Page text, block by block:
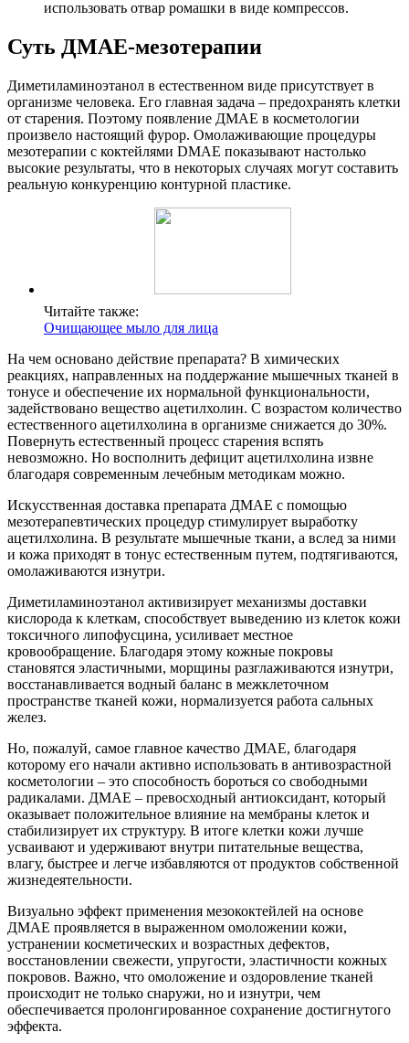
использовать отвар ромашки в виде компрессов.
Суть ДМАЕ-мезотерапии
Диметиламиноэтанол в естественном виде присутствует в
организме человека. Его главная задача – предохранять клетки
от старения. Поэтому появление ДМАЕ в косметологии
произвело настоящий фурор. Омолаживающие процедуры
мезотерапии с коктейлями DMAE показывают настолько
высокие результаты, что в некоторых случаях могут составить
реальную конкуренцию контурной пластике.
Читайте также:
Очищающее мыло для лица
На чем основано действие препарата? В химических
реакциях, направленных на поддержание мышечных тканей в
тонусе и обеспечение их нормальной функциональности,
задействовано вещество ацетилхолин. С возрастом количество
естественного ацетилхолина в организме снижается до 30%.
Повернуть естественный процесс старения вспять
невозможно. Но восполнить дефицит ацетилхолина извне
благодаря современным лечебным методикам можно.
Искусственная доставка препарата ДМАЕ с помощью
мезотерапевтических процедур стимулирует выработку
ацетилхолина. В результате мышечные ткани, а вслед за ними
и кожа приходят в тонус естественным путем, подтягиваются,
омолаживаются изнутри.
Диметиламиноэтанол активизирует механизмы доставки
кислорода к клеткам, способствует выведению из клеток кожи
токсичного липофусцина, усиливает местное
кровообращение. Благодаря этому кожные покровы
становятся эластичными, морщины разглаживаются изнутри,
восстанавливается водный баланс в межклеточном
пространстве тканей кожи, нормализуется работа сальных
желез.
Но, пожалуй, самое главное качество ДМАЕ, благодаря
которому его начали активно использовать в антивозрастной
косметологии – это способность бороться со свободными
радикалами. ДМАЕ – превосходный антиоксидант, который
оказывает положительное влияние на мембраны клеток и
стабилизирует их структуру. В итоге клетки кожи лучше
усваивают и удерживают внутри питательные вещества,
влагу, быстрее и легче избавляются от продуктов собственной
жизнедеятельности.
Визуально эффект применения мезококтейлей на основе
ДМАЕ проявляется в выраженном омоложении кожи,
устранении косметических и возрастных дефектов,
восстановлении свежести, упругости, эластичности кожных
покровов. Важно, что омоложение и оздоровление тканей
происходит не только снаружи, но и изнутри, чем
обеспечивается пролонгированное сохранение достигнутого
эффекта.